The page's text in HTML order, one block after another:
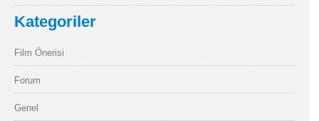
Kategoriler
Film Önerisi
Forum
Genel